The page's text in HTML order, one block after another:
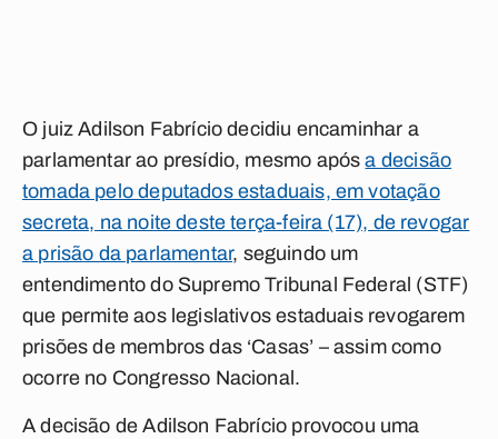
O juiz Adilson Fabrício decidiu encaminhar a
parlamentar ao presídio, mesmo apósa decisão
tomada pelo deputados estaduais, em votação
secreta, na noite deste terça-feira (17), de revogar
a prisão da parlamentar, seguindo um
entendimento do Supremo Tribunal Federal (STF)
que permite aos legislativos estaduais revogarem
prisões de membros das ‘Casas’ – assim como
ocorre no Congresso Nacional.
A decisão de Adilson Fabrício provocou uma